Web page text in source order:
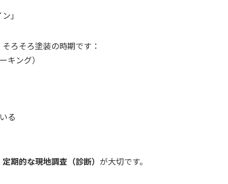
」
ろそろ塗装の時期です：
キング）
る
定期的な現地調査（診断） が大切です。